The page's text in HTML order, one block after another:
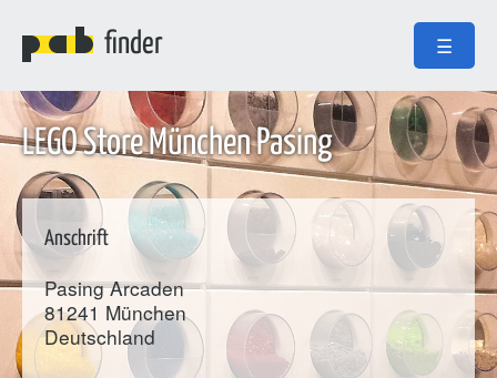
finder ☰
LEGO Store München Pasing
Anschrift
Pasing Arcaden
81241 München
Deutschland